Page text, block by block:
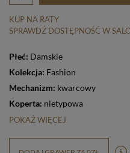
KUP NA RATY
SPRAWDŹ DOSTĘPNOŚĆ W
Płeć: Damskie
Kolekcja: Fashion
Mechanizm: kwarcowy
Koperta: nietypowa
POKAŻ WIĘCEJ